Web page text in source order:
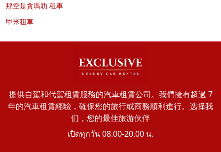
那空是貪瑪叻 租車
甲米租車
提供自駕和代駕租賃服務的汽車租賃公司。我們擁有超過 7
年的汽車租賃經驗，確保您的旅行或商務順利進行。选择我
们，您的最佳旅游伙伴
เปิดทุกวัน 08.00-20.00 น.